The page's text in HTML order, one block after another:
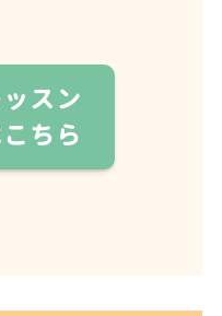
スン
ちら